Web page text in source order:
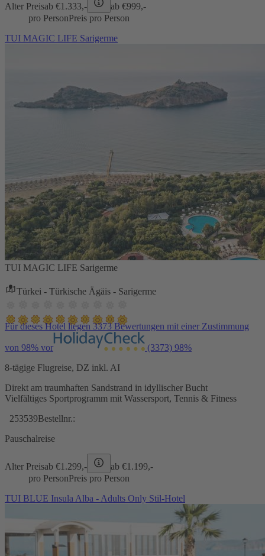
Alter Preisab €1.333,- ab €999,-
pro PersonPreis pro Person
TUI MAGIC LIFE Sarigerme
TUI MAGIC LIFE Sarigerme
Türkei - Türkische Ägäis - Sarigerme
Für dieses Hotel liegen 3373 Bewertungen mit einer Zustimmung
von 98% vor (3373) 98%
8-tägige Flugreise, DZ inkl. AI
Direkt am traumhaften Sandstrand in idyllischer Bucht
Vielfältiges Sportprogramm mit Wassersport, Tennis & Fitness
253539Bestellnr.:
Pauschalreise
Alter Preisab €1.299,- ab €1.199,-
pro PersonPreis pro Person
TUI BLUE Insula Alba - Adults Only Stil-Hotel